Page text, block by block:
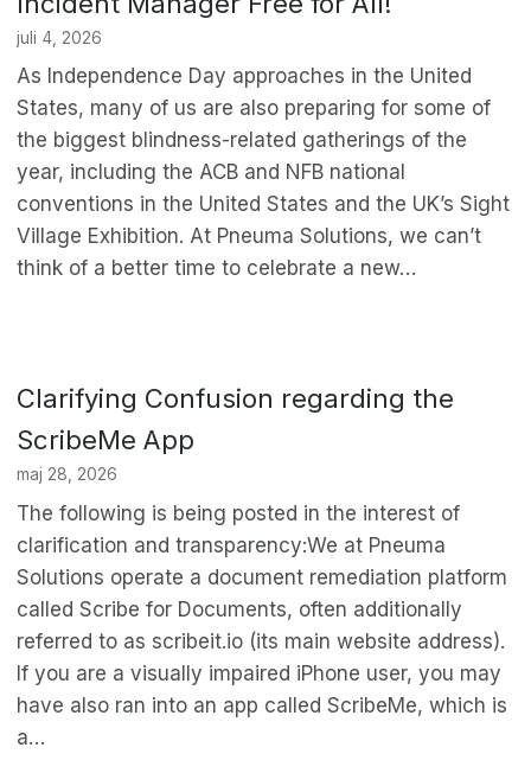
juli 4, 2026
As Independence Day approaches in the United
States, many of us are also preparing for some of
the biggest blindness-related gatherings of the
year, including the ACB and NFB national
conventions in the United States and the UK’s Sight
Village Exhibition. At Pneuma Solutions, we can’t
think of a better time to celebrate a new…
Clarifying Confusion regarding the
ScribeMe App
maj 28, 2026
The following is being posted in the interest of
clarification and transparency:We at Pneuma
Solutions operate a document remediation platform
called Scribe for Documents, often additionally
referred to as scribeit.io (its main website address).
If you are a visually impaired iPhone user, you may
have also ran into an app called ScribeMe, which is
a…